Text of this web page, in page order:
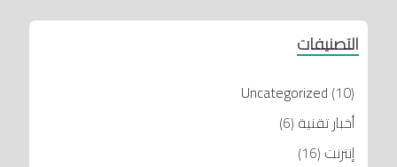
التصنيفات
Uncategorized (10)
أخبار تقنية (6)
إنترنت (16)